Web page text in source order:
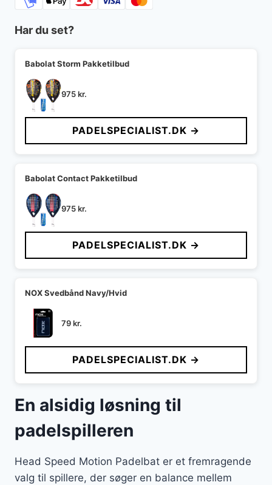
Har du set?
Babolat Storm Pakketilbud
975kr.
PADELSPECIALIST.DK →
Babolat Contact Pakketilbud
975kr.
PADELSPECIALIST.DK →
NOX Svedbånd Navy/Hvid
79kr.
PADELSPECIALIST.DK →
En alsidig løsning til
padelspilleren
Head Speed Motion Padelbat er et fremragende
valg til spillere, der søger en balance mellem